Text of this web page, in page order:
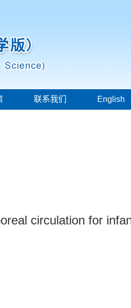
联系我们 English
circulation for